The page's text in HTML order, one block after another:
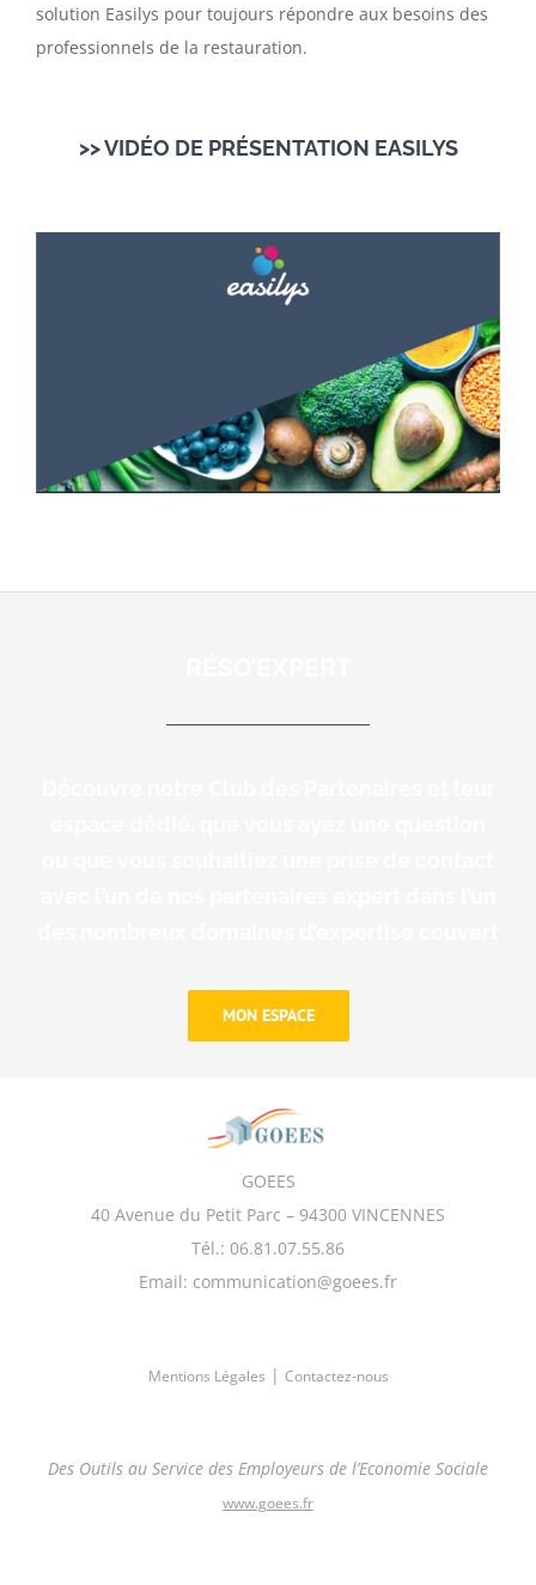
solution Easilys pour toujours répondre aux besoins des
professionnels de la restauration.
>> VIDÉO DE PRÉSENTATION EASILYS
MON ESPACE
GOEES
40 Avenue du Petit Parc – 94300 VINCENNES
Tél.: 06.81.07.55.86
Email: communication@goees.fr
Mentions Légales | Contactez-nous
Des Outils au Service des Employeurs de l’Economie Sociale
www.goees.fr